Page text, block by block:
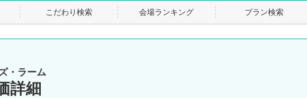
こだわり検索 会場ランキング プラン検索
・ラーム
詳細